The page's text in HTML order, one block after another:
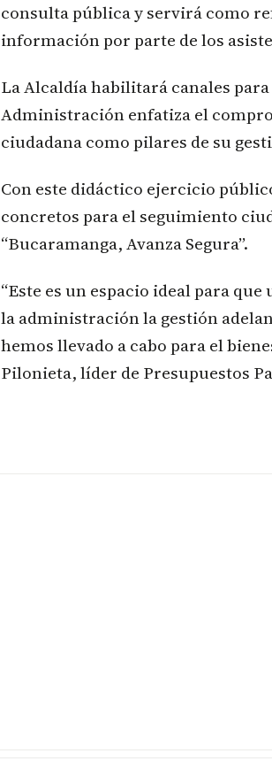
consulta pública y servirá como
información por parte de los
La Alcaldía habilitará canales
Administración enfatiza el
ciudadana como pilares de su
Con este didáctico ejercicio
concretos para el seguimiento
“Bucaramanga, Avanza Segura”.
“Este es un espacio ideal para
la administración la gestión
hemos llevado a cabo para el
Pilonieta, líder de Presupuestos